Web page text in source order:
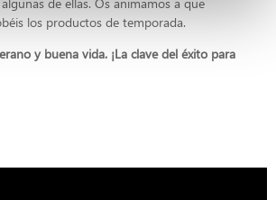
los productos de temporada.
y buena vida. ¡La clave del éxito para